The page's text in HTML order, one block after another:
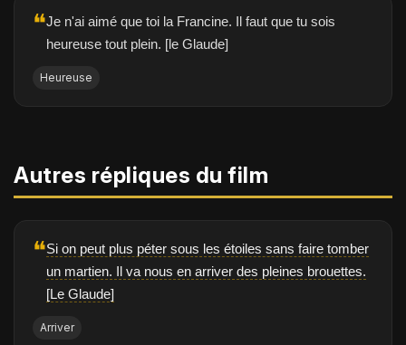
❝Je n'ai aimé que toi la Francine. Il faut que tu sois
heureuse tout plein. [le Glaude]
Heureuse
Autres répliques du film
❝Si on peut plus péter sous les étoiles sans faire tomber
un martien. Il va nous en arriver des pleines brouettes.
[Le Glaude]
Arriver